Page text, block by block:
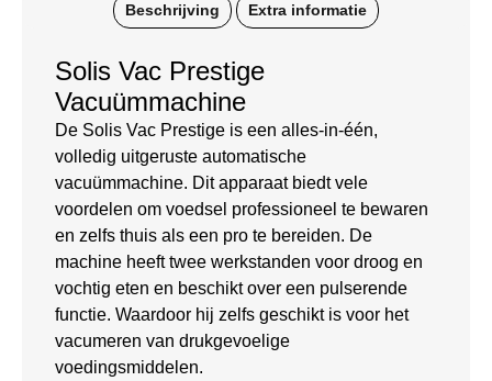
Beschrijving Extra informatie
Solis Vac Prestige
Vacuümmachine
De Solis Vac Prestige is een alles-in-één,
volledig uitgeruste automatische
vacuümmachine. Dit apparaat biedt vele
voordelen om voedsel professioneel te bewaren
en zelfs thuis als een pro te bereiden. De
machine heeft twee werkstanden voor droog en
vochtig eten en beschikt over een pulserende
functie. Waardoor hij zelfs geschikt is voor het
vacumeren van drukgevoelige
voedingsmiddelen.